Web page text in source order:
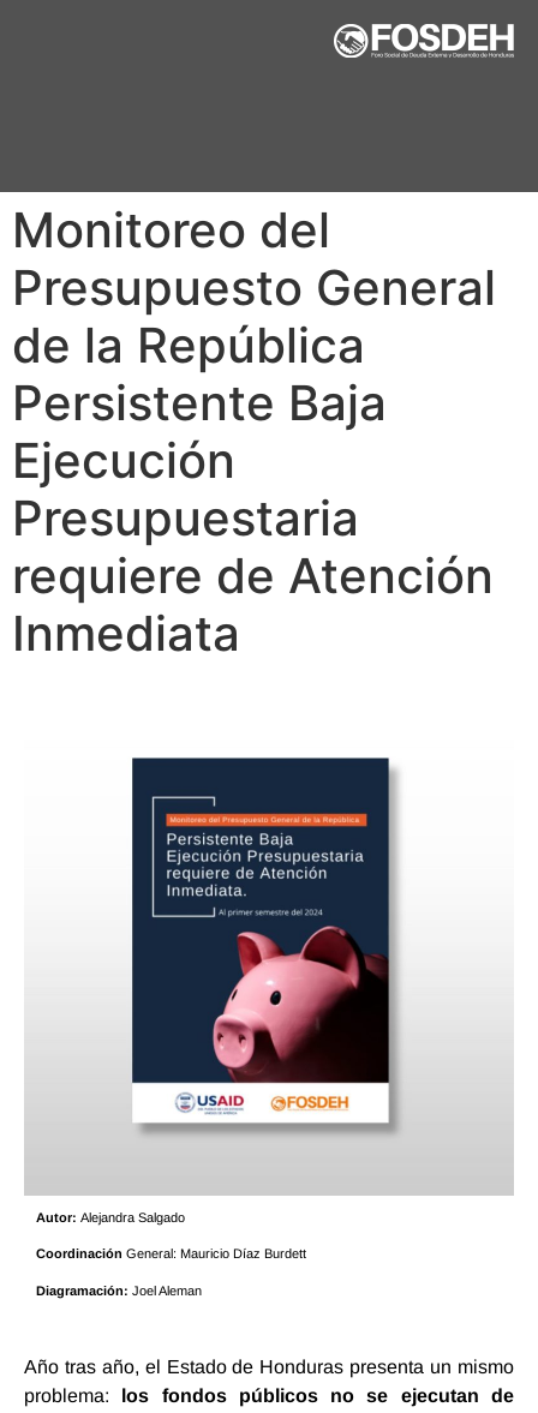
Monitoreo del
Presupuesto General
de la República
Persistente Baja
Ejecución
Presupuestaria
requiere de Atención
Inmediata
Autor: Alejandra Salgado
Coordinación General: Mauricio Díaz Burdett
Diagramación: Joel Aleman
Año tras año, el Estado de Honduras presenta un mismo
problema: los fondos públicos no se ejecutan de